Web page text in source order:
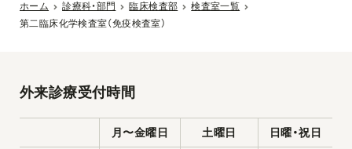
ホーム 診療科・部門 臨床検査部
検査室一覧
第二臨床化学検査室（免疫検査室）
外来診療受付時間
月〜金曜日 土曜日 日曜・祝日